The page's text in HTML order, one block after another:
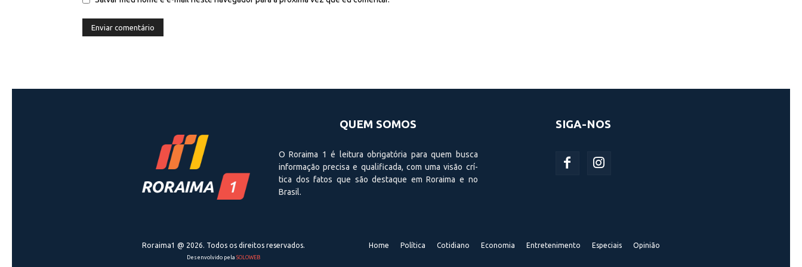
QUEM SOMOS
O Roraima 1 é leitura obrigatória para quem busca
informação precisa e qualificada, com uma visão crí­
tica dos fatos que são destaque em Roraima e no
Brasil.
SIGA-NOS
Home Política Cotidiano Economia Entretenimento Especiais Opinião
Roraima1 @ 2026. Todos os direitos reservados.
Desenvolvido pela SOLOWEB